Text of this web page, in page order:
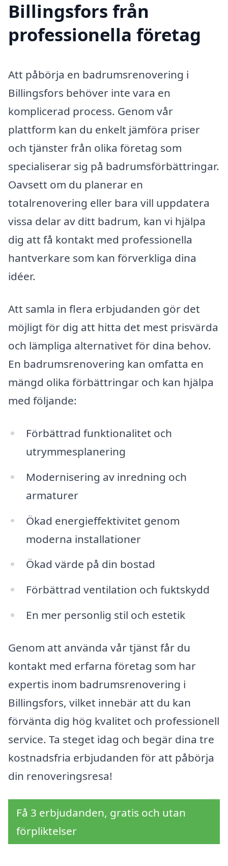
Billingsfors från
professionella företag
Att påbörja en badrumsrenovering i
Billingsfors behöver inte vara en
komplicerad process. Genom vår
plattform kan du enkelt jämföra priser
och tjänster från olika företag som
specialiserar sig på badrumsförbättringar.
Oavsett om du planerar en
totalrenovering eller bara vill uppdatera
vissa delar av ditt badrum, kan vi hjälpa
dig att få kontakt med professionella
hantverkare som kan förverkliga dina
idéer.
Att samla in flera erbjudanden gör det
möjligt för dig att hitta det mest prisvärda
och lämpliga alternativet för dina behov.
En badrumsrenovering kan omfatta en
mängd olika förbättringar och kan hjälpa
med följande:
Förbättrad funktionalitet och
utrymmesplanering
Modernisering av inredning och
armaturer
Ökad energieffektivitet genom
moderna installationer
Ökad värde på din bostad
Förbättrad ventilation och fuktskydd
En mer personlig stil och estetik
Genom att använda vår tjänst får du
kontakt med erfarna företag som har
expertis inom badrumsrenovering i
Billingsfors, vilket innebär att du kan
förvänta dig hög kvalitet och professionell
service. Ta steget idag och begär dina tre
kostnadsfria erbjudanden för att påbörja
din renoveringsresa!
Få 3 erbjudanden, gratis och utan
förpliktelser